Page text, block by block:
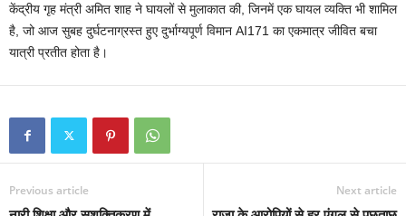
केंद्रीय गृह मंत्री अमित शाह ने घायलों से मुलाकात की, जिनमें एक घायल व्यक्ति भी शामिल
है, जो आज सुबह दुर्घटनाग्रस्त हुए दुर्भाग्यपूर्ण विमान AI171 का एकमात्र जीवित बचा
यात्री प्रतीत होता है।
Previous article Next article